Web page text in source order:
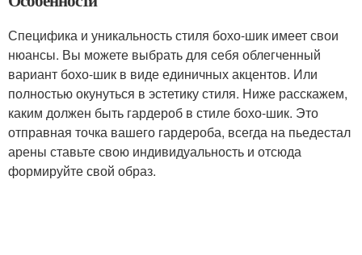
Специфика и уникальность стиля бохо-шик имеет свои
нюансы. Вы можете выбрать для себя облегченный
вариант бохо-шик в виде единичных акцентов. Или
полностью окунуться в эстетику стиля. Ниже расскажем,
каким должен быть гардероб в стиле бохо-шик. Это
отправная точка вашего гардероба, всегда на пьедестал
арены ставьте свою индивидуальность и отсюда
формируйте свой образ.